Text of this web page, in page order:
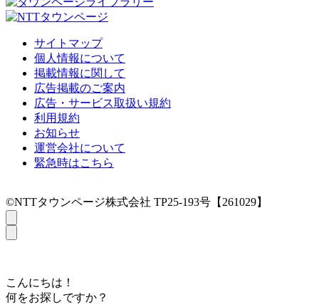
サイトマップ
個人情報について
掲載情報に関して
広告掲載のご案内
広告・サービス取扱い規約
利用規約
お知らせ
運営会社について
緊急時はこちら
©NTTタウンページ株式会社 TP25-193号【261029】
こんにちは！
何をお探しですか？